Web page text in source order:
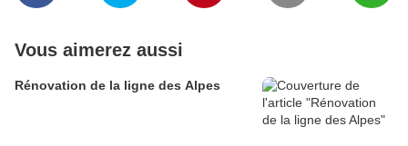
Vous aimerez aussi
Rénovation de la ligne des Alpes